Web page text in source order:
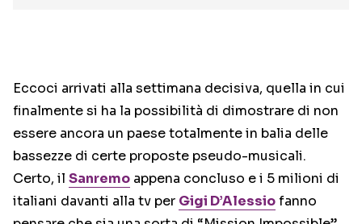
Eccoci arrivati alla settimana decisiva, quella in cui
finalmente si ha la possibilità di dimostrare di non
essere ancora un paese totalmente in balia delle
bassezze di certe proposte pseudo-musicali.
Certo, il Sanremo appena concluso e i 5 milioni di
italiani davanti alla tv per Gigi D’Alessiofanno